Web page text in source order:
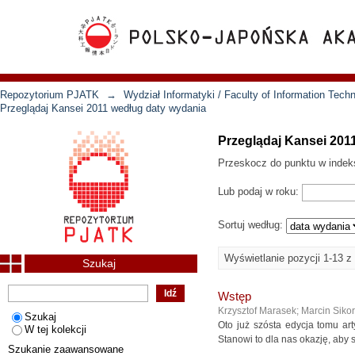
Repozytorium PJATK →
Wydział Informatyki / Faculty of Information
Przeglądaj Kansei 2011 według daty wydania
Przeglądaj Kansei
Przeskocz do punktu w
Lub podaj w roku:
Sortuj według:
Wyświetlanie pozycji 1-13 z
Wstęp
Krzysztof Marasek; Marcin
Oto już szósta edycja tomu
Stanowi to dla nas okazję, aby
Szukaj
Szukaj
W tej kolekcji
Szukanie zaawansowane